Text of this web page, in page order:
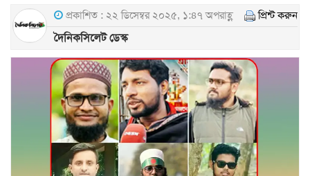
প্রকাশিত : ২২ ডিসেম্বর ২০২৫, ১:৪৭ অপরাহ্ণ প্রিন্ট করুন
দৈনিকসিলেট ডেস্ক